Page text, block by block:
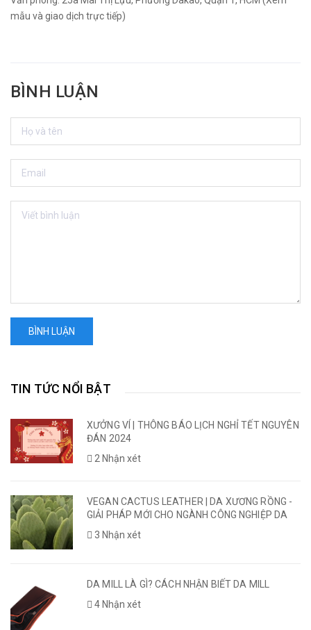
mẫu và giao dịch trực tiếp)
BÌNH LUẬN
BÌNH LUẬN
TIN TỨC NỔI BẬT
XƯỞNG VÍ | THÔNG BÁO LỊCH NGHỈ TẾT NGUYÊN
ĐÁN 2024
2 Nhận xét
VEGAN CACTUS LEATHER | DA XƯƠNG RỒNG -
GIẢI PHÁP MỚI CHO NGÀNH CÔNG NGHIỆP DA
3 Nhận xét
DA MILL LÀ GÌ? CÁCH NHẬN BIẾT DA MILL
4 Nhận xét